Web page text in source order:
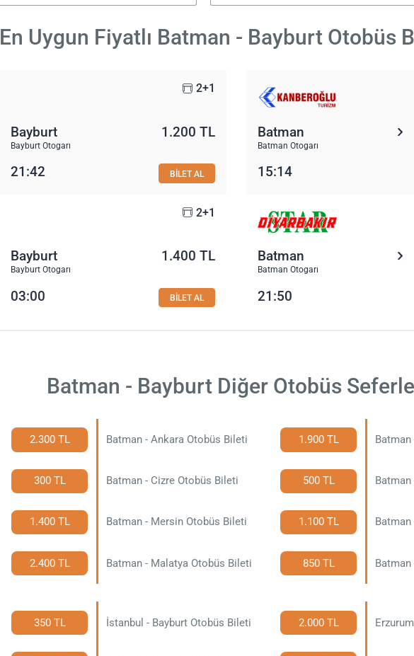
En Uygun Fiyatlı Batman - Bayburt Otobüs
2+1
Bayburt
Bayburt Otogarı
1.200 TL
21:42 BİLET AL
Batman
Batman Otogarı
15:14
2+1
Bayburt
Bayburt Otogarı
1.400 TL
03:00 BİLET AL
Batman
Batman Otogarı
21:50
Batman - Bayburt Diğer Otobüs
2.300 TL Batman - Ankara Otobüs Bileti 1.900 TL
300 TL Batman - Cizre Otobüs Bileti 500 TL
1.400 TL Batman - Mersin Otobüs Bileti 1.100 TL
2.400 TL Batman - Malatya Otobüs Bileti 850 TL
350 TL İstanbul - Bayburt Otobüs Bileti 2.000 TL